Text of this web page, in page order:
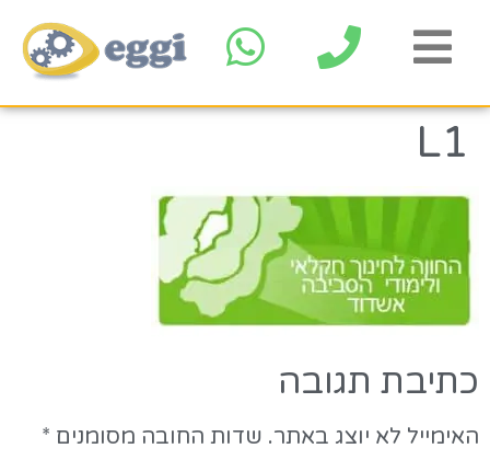
L1
כתיבת תגובה
האימייל לא יוצג באתר. שדות החובה מסומנים *